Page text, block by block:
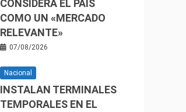
CONSIDERA EL PAÍS
COMO UN «MERCADO
RELEVANTE»
07/08/2026
Nacional
INSTALAN TERMINALES
TEMPORALES EN EL